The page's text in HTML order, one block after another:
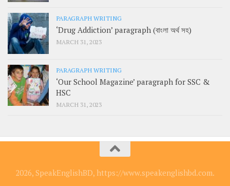
PARAGRAPH WRITING
‘Drug Addiction’ paragraph (বাংলা অর্থ সহ)
MARCH 31, 2023
PARAGRAPH WRITING
‘Our School Magazine’ paragraph for SSC &
HSC
MARCH 31, 2023
2026, SpeakEnglishBD, https://www.speakenglishbd.com.